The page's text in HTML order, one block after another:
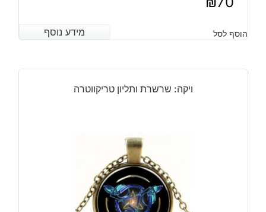
מידע נוסף הוסף לסל מידע נוסף
ויקה: שרשרת ותליון טריקווטרה